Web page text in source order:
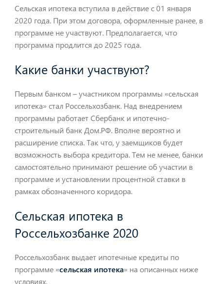
Сельская ипотека вступила в действие с 01 января
2020 года. При этом договора, оформленные ранее, в
программе не участвуют. Предполагается, что
программа продлится до 2025 года.
Какие банки участвуют?
Первым банком – участником программы «сельская
ипотека» стал Россельхозбанк. Над внедрением
программы работает Сбербанк и ипотечно-
строительный банк Дом.РФ. Вполне вероятно и
расширение списка. Так что, у заемщиков будет
возможность выбора кредитора. Тем не менее, банки
самостоятельно принимают решение об участии в
программе и установлении процентной ставки в
рамках обозначенного коридора.
Сельская ипотека в
Россельхозбанке 2020
Россельхозбанк выдает ипотечные кредиты по
программе «сельская ипотека» на описанных ниже
условиях.